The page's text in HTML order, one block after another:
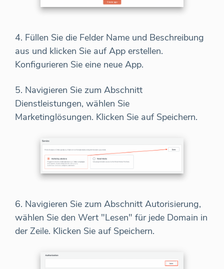
4. Füllen Sie die Felder Name und Beschreibung
aus und klicken Sie auf App erstellen.
Konfigurieren Sie eine neue App.
5. Navigieren Sie zum Abschnitt
Dienstleistungen, wählen Sie
Marketinglösungen. Klicken Sie auf Speichern.
6. Navigieren Sie zum Abschnitt Autorisierung,
wählen Sie den Wert "Lesen" für jede Domain in
der Zeile. Klicken Sie auf Speichern.